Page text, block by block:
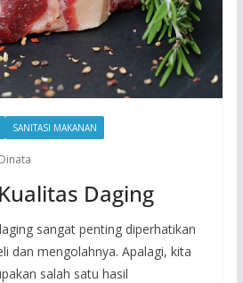
SANITASI MAKANAN
Daging
sangat penting diperhatikan
dan mengolahnya. Apalagi, kita
salah satu hasil